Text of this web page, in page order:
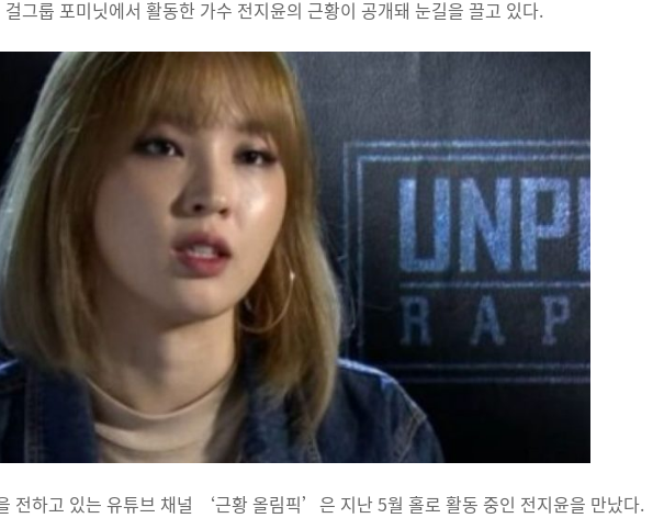
그룹 포미닛에서 활동한 가수 전지윤의 근황이 공개돼 눈길을 끌고 있다.
전하고 있는 유튜브 채널 ‘근황 올림픽’은 지난 5월 홀로 활동 중인 전지윤을 만났다.